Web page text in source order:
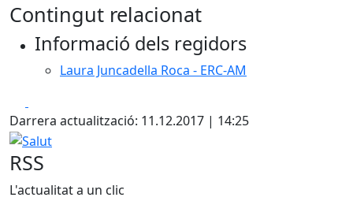
Contingut relacionat
Informació dels regidors
Laura Juncadella Roca - ERC-AM
Darrera actualització: 11.12.2017 | 14:25
Salut
RSS
L'actualitat a un clic